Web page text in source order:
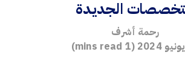
الجديدة
رحمة أشرف
(
1